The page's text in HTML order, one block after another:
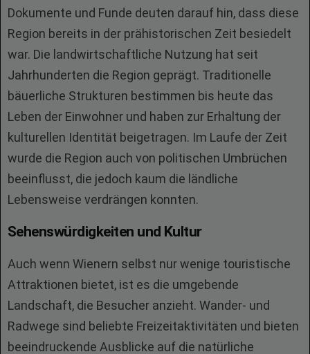
Dokumente und Funde deuten darauf hin, dass diese
Region bereits in der prähistorischen Zeit besiedelt
war. Die landwirtschaftliche Nutzung hat seit
Jahrhunderten die Region geprägt. Traditionelle
bäuerliche Strukturen bestimmen bis heute das
Leben der Einwohner und haben zur Erhaltung der
kulturellen Identität beigetragen. Im Laufe der Zeit
wurde die Region auch von politischen Umbrüchen
beeinflusst, die jedoch kaum die ländliche
Lebensweise verdrängen konnten.
Sehenswürdigkeiten und Kultur
Auch wenn Wienern selbst nur wenige touristische
Attraktionen bietet, ist es die umgebende
Landschaft, die Besucher anzieht. Wander- und
Radwege sind beliebte Freizeitaktivitäten und bieten
beeindruckende Ausblicke auf die natürliche